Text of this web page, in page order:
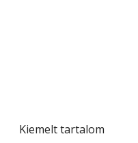
Kiemelt tartalom